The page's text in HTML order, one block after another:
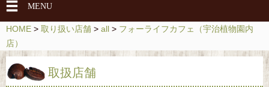
メ
ニ
ュ
ー
を
開
MENU
HOME > 取り扱い店舗 > all > フォーライフカフェ（宇治植物園内
店）
取扱店舗